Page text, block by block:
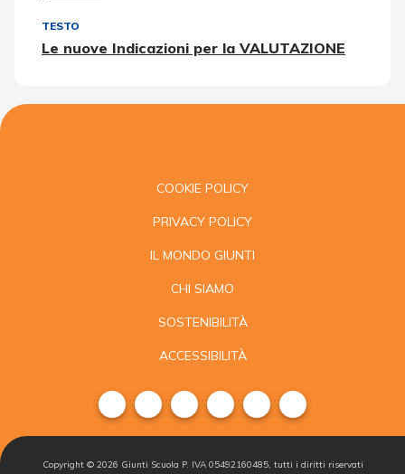
TESTO
Le nuove Indicazioni per la VALUTAZIONE
COOKIE POLICY
PRIVACY POLICY
IL MONDO GIUNTI
CHI SIAMO
SOSTENIBILITÀ
ACCESSIBILITÀ
Copyright © 2026 Giunti Scuola P. IVA 05492160485, tutti i diritti riservati